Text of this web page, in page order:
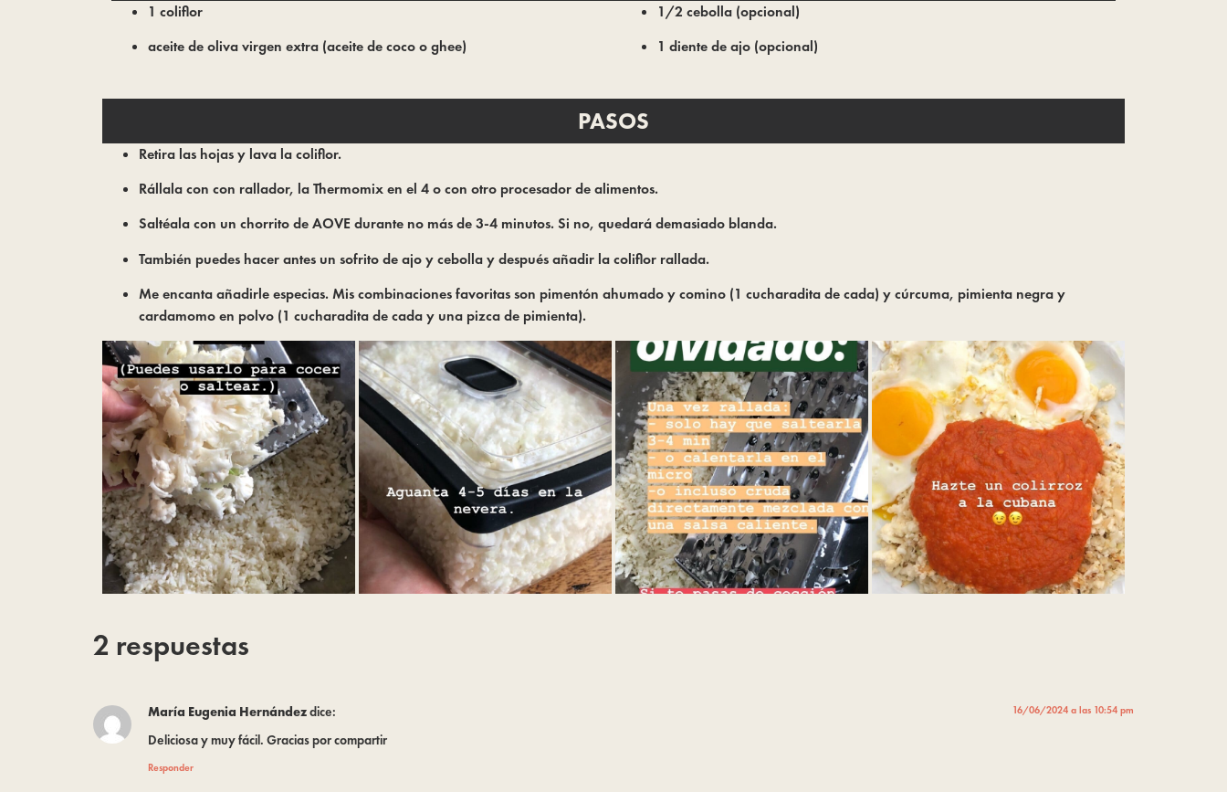
1 coliflor
aceite de oliva virgen extra (aceite de coco o ghee)
1/2 cebolla (opcional)
1 diente de ajo (opcional)
PASOS
Retira las hojas y lava la coliflor.
Rállala con con rallador, la Thermomix en el 4 o con otro procesador de alimentos.
Saltéala con un chorrito de AOVE durante no más de 3-4 minutos. Si no, quedará demasiado blanda.
También puedes hacer antes un sofrito de ajo y cebolla y después añadir la coliflor rallada.
Me encanta añadirle especias. Mis combinaciones favoritas son pimentón ahumado y comino (1 cucharadita de cada) y cúrcuma, pimienta negra y
cardamomo en polvo (1 cucharadita de cada y una pizca de pimienta).
2 respuestas
María Eugenia Hernándezdice: 16/06/2024 a las 10:54 pm
Deliciosa y muy fácil. Gracias por compartir
Responder